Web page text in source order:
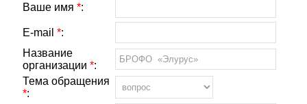
Ваше имя *:
E-mail *:
Название
организации *:
Тема обращения
*: